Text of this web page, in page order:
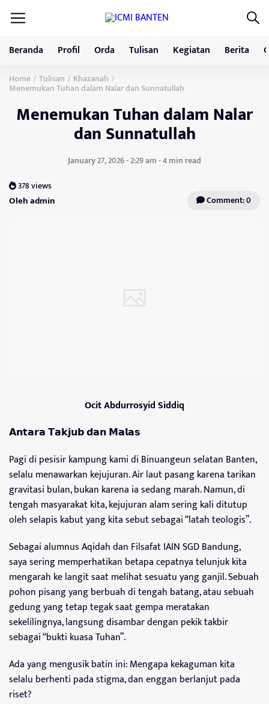
Beranda Profil Orda Tulisan Kegiatan Berita
Home / Tulisan / Khazanah /
Menemukan Tuhan dalam Nalar dan Sunnatullah
Menemukan Tuhan dalam Nalar
dan Sunnatullah
January 27, 2026 - 2:29 am - 4 min read
378 views
Oleh admin Comment: 0
Ocit Abdurrosyid Siddiq
𝗔𝗻𝘁𝗮𝗿𝗮 𝗧𝗮𝗸𝗷𝘂𝗯 𝗱𝗮𝗻 𝗠𝗮𝗹𝗮𝘀
Pagi di pesisir kampung kami di Binuangeun selatan Banten,
selalu menawarkan kejujuran. Air laut pasang karena tarikan
gravitasi bulan, bukan karena ia sedang marah. Namun, di
tengah masyarakat kita, kejujuran alam sering kali ditutup
oleh selapis kabut yang kita sebut sebagai “latah teologis”.
Sebagai alumnus Aqidah dan Filsafat IAIN SGD Bandung,
saya sering memperhatikan betapa cepatnya telunjuk kita
mengarah ke langit saat melihat sesuatu yang ganjil. Sebuah
pohon pisang yang berbuah di tengah batang, atau sebuah
gedung yang tetap tegak saat gempa meratakan
sekelilingnya, langsung disambar dengan pekik takbir
sebagai “bukti kuasa Tuhan”.
Ada yang mengusik batin ini: Mengapa kekaguman kita
selalu berhenti pada stigma, dan enggan berlanjut pada
riset?